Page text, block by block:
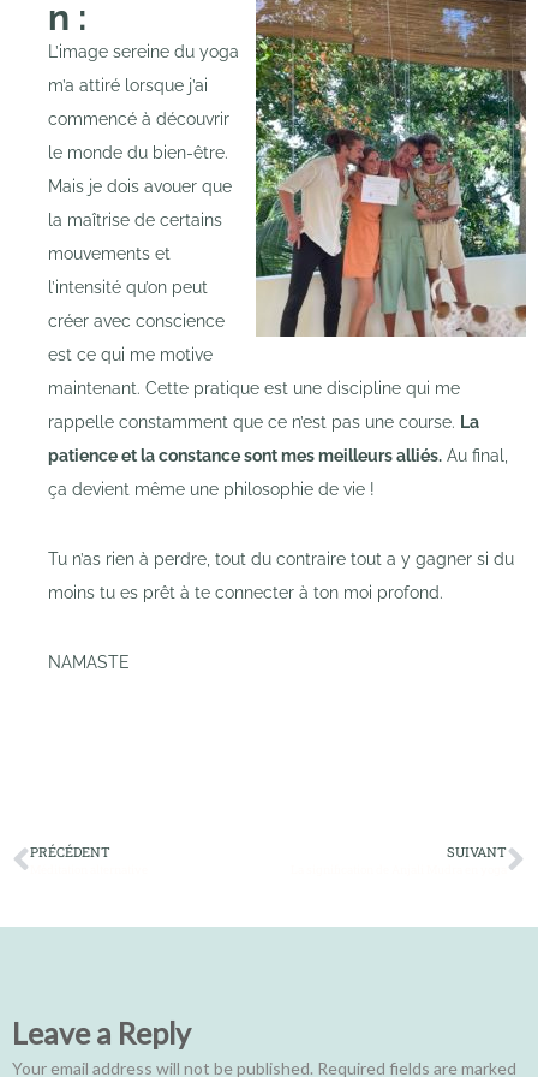
n :
L’image sereine du yoga
m’a attiré lorsque j’ai
commencé à découvrir
le monde du bien-être.
Mais je dois avouer que
la maîtrise de certains
mouvements et
l’intensité qu’on peut
créer avec conscience
est ce qui me motive
maintenant. Cette pratique est une discipline qui me
rappelle constamment que ce n’est pas une course. La
patience et la constance sont mes meilleurs alliés. Au final,
ça devient même une philosophie de vie !
Tu n’as rien à perdre, tout du contraire tout a y gagner si du
moins tu es prêt à te connecter à ton moi profond.
NAMASTE
PRÉCÉDENT SUIVANT
Leave a Reply
Your email address will not be published. Required fields are marked